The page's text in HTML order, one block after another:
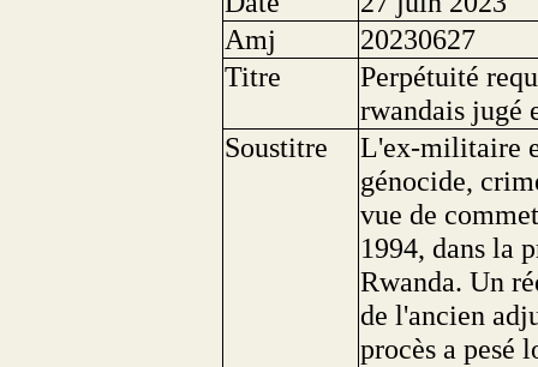
Amj
20230627
Titre
Perpétuité
rwandais jugé
Soustitre
L'ex-militaire
génocide,
vue de
1994, dans la
Rwanda. Un
de l'ancien
procès a pesé